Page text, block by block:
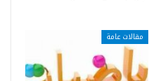
مقالات عامة